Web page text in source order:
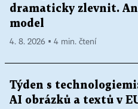
dramaticky zlevnit.
model
4. 8. 2026 ▪ 4 min. čtení
Týden s
AI obrázků a textů v